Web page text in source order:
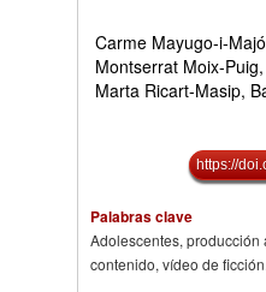
Carme Mayugo-i-
Montserrat Moix-
Marta Ricart-Masip,
https://
Palabras clave
Adolescentes,
contenido, vídeo de ficción.